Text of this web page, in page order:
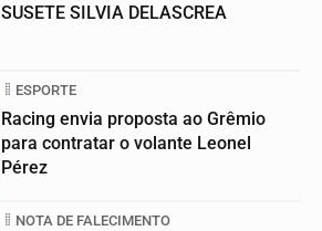
SUSETE SILVIA DELASCREA
ESPORTE
Racing envia proposta ao Grêmio
para contratar o volante Leonel
Pérez
NOTA DE FALECIMENTO